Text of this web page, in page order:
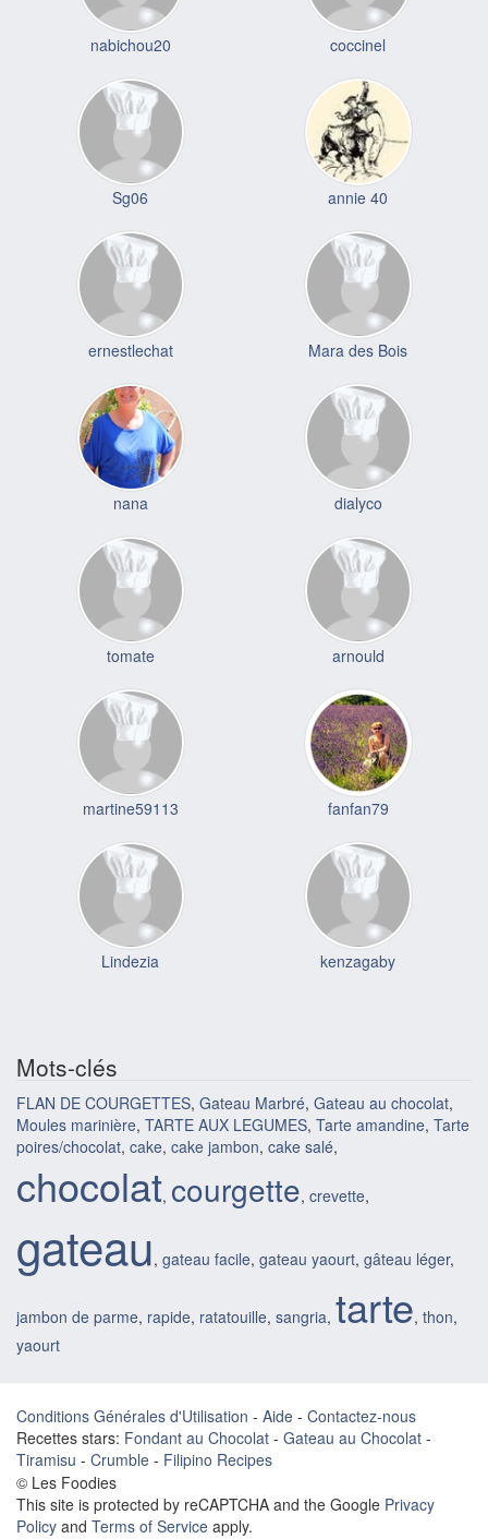
nabichou20 coccinel
Sg06 annie 40
ernestlechat Mara des Bois
nana dialyco
tomate arnould
martine59113 fanfan79
Lindezia kenzagaby
Mots-clés
FLAN DE COURGETTES, Gateau Marbré, Gateau au chocolat,
Moules marinière, TARTE AUX LEGUMES, Tarte amandine, Tarte
poires/chocolat, cake, cake jambon, cake salé,
chocolat, courgette, crevette,
gateau, gateau facile, gateau yaourt, gâteau léger,
jambon de parme, rapide, ratatouille, sangria, tarte, thon,
yaourt
Conditions Générales d'Utilisation - Aide - Contactez-nous
Recettes stars: Fondant au Chocolat - Gateau au Chocolat -
Tiramisu - Crumble - Filipino Recipes
© Les Foodies
This site is protected by reCAPTCHA and the Google Privacy
Policy and Terms of Service apply.